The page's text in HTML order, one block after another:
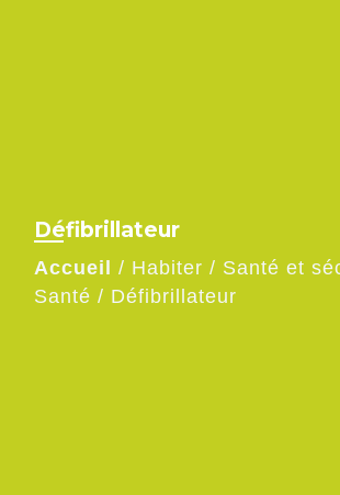
Défibrillateur
Accueil / Habiter / Santé et
Santé / Défibrillateur